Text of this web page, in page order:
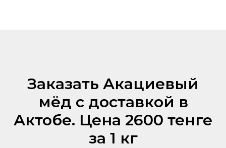
Заказать Акациевый
мёд с доставкой в
Актобе. Цена 2600 тенге
за 1 кг